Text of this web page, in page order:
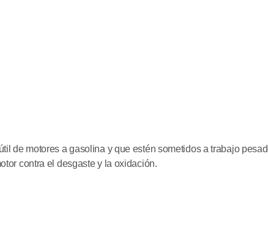
de motores a gasolina y que estén sometidos a trabajo
contra el desgaste y la oxidación.